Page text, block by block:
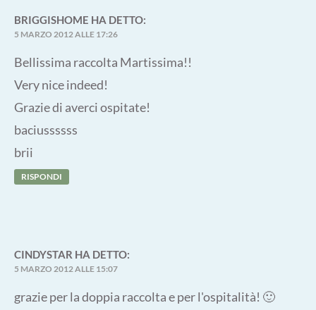
BRIGGISHOME HA DETTO:
5 MARZO 2012 ALLE 17:26
Bellissima raccolta Martissima!!
Very nice indeed!
Grazie di averci ospitate!
baciussssss
brii
RISPONDI
CINDYSTAR HA DETTO:
5 MARZO 2012 ALLE 15:07
grazie per la doppia raccolta e per l'ospitalità! 🙂